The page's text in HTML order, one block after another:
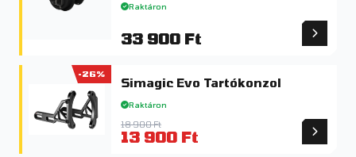
Raktáron
33 900 Ft
-26%
Simagic Evo Tartókonzol
Raktáron
18 900 Ft
13 900 Ft